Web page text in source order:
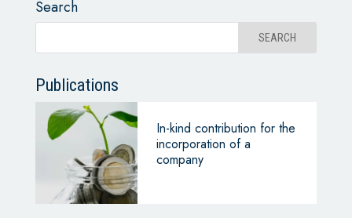
Search
Publications
In-kind contribution for the
incorporation of a
company